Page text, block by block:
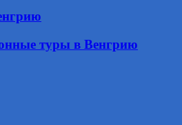
туры в Венгрию